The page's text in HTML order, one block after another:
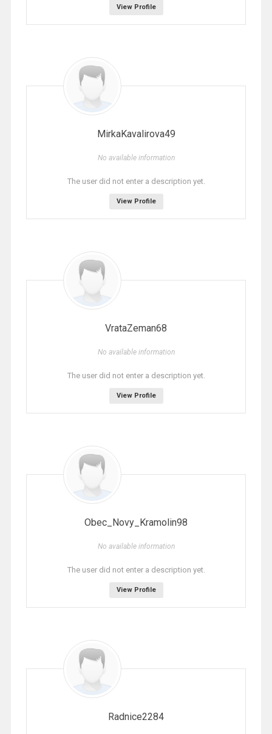
View Profile
MirkaKavalirova49
No available information
The user did not enter a description yet.
View Profile
VrataZeman68
No available information
The user did not enter a description yet.
View Profile
Obec_Novy_Kramolin98
No available information
The user did not enter a description yet.
View Profile
Radnice2284